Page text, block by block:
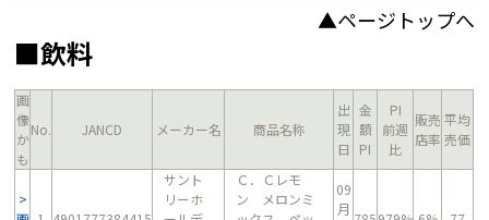
▲ページトップへ
■飲料
画
像
か
も
No. JANCD メーカー名 商品名称
出
現
日
金
額
PI
PI
前週
比
販売
店率
平均
売価
サント
リーホ
Ｃ．Ｃレモ
ン メロンミ
09
月